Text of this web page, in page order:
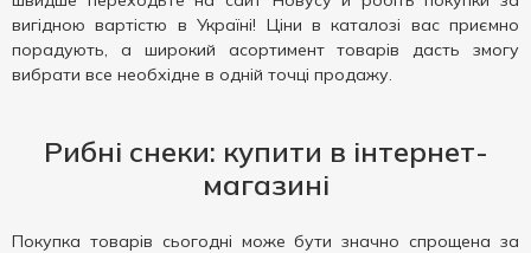
вигідною вартістю в Україні! Ціни в каталозі вас приємно
порадують, а широкий асортимент товарів дасть змогу
вибрати все необхідне в одній точці продажу.
Рибні снеки: купити в інтернет-
магазині
Покупка товарів сьогодні може бути значно спрощена за